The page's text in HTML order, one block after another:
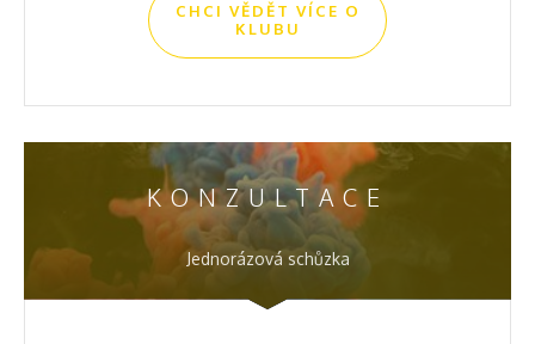
CHCI VĚDĚT VÍCE O
KLUBU
KONZULTACE
Jednorázová schůzka